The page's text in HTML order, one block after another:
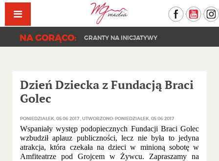
Facebook
NA GORĄCO: GRANTY NA INICJATYWY
Dzień Dziecka z Fundacją Braci
Golec
PONIEDZIAŁEK, 05 06 2017 UTWORZONO: PONIEDZIAŁEK, 05 06 2017
Wspaniały występ podopiecznych Fundacji Braci Golec
wzbudził aplauz publiczności, lecz nie była to jedyna
atrakcja, która czekała na dzieci w minioną sobotę w
Amfiteatrze pod Grojcem w Żywcu. Zapraszamy na